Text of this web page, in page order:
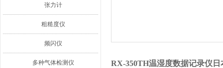
张力计
粗糙度仪
频闪仪
多种气体检测仪 RX-350TH温湿度数据记录仪